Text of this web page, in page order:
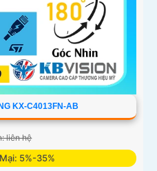
KX-C4013FN-AB
liên hệ
5%-35%